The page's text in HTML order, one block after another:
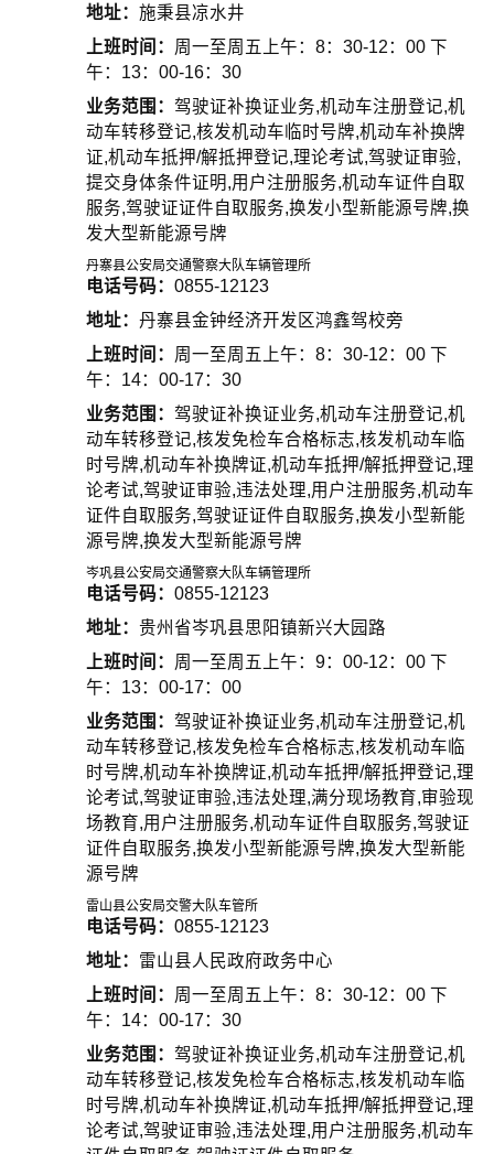
地址： 施秉县凉水井
上班时间： 周一至周五上午：8：30-12：00 下
午：13：00-16：30
业务范围： 驾驶证补换证业务,机动车注册登记,机
动车转移登记,核发机动车临时号牌,机动车补换牌
证,机动车抵押/解抵押登记,理论考试,驾驶证审验,
提交身体条件证明,用户注册服务,机动车证件自取
服务,驾驶证证件自取服务,换发小型新能源号牌,换
发大型新能源号牌
丹寨县公安局交通警察大队车辆管理所
电话号码： 0855-12123
地址： 丹寨县金钟经济开发区鸿鑫驾校旁
上班时间： 周一至周五上午：8：30-12：00 下
午：14：00-17：30
业务范围： 驾驶证补换证业务,机动车注册登记,机
动车转移登记,核发免检车合格标志,核发机动车临
时号牌,机动车补换牌证,机动车抵押/解抵押登记,理
论考试,驾驶证审验,违法处理,用户注册服务,机动车
证件自取服务,驾驶证证件自取服务,换发小型新能
源号牌,换发大型新能源号牌
岑巩县公安局交通警察大队车辆管理所
电话号码： 0855-12123
地址： 贵州省岑巩县思阳镇新兴大园路
上班时间： 周一至周五上午：9：00-12：00 下
午：13：00-17：00
业务范围： 驾驶证补换证业务,机动车注册登记,机
动车转移登记,核发免检车合格标志,核发机动车临
时号牌,机动车补换牌证,机动车抵押/解抵押登记,理
论考试,驾驶证审验,违法处理,满分现场教育,审验现
场教育,用户注册服务,机动车证件自取服务,驾驶证
证件自取服务,换发小型新能源号牌,换发大型新能
源号牌
雷山县公安局交警大队车管所
电话号码： 0855-12123
地址： 雷山县人民政府政务中心
上班时间： 周一至周五上午：8：30-12：00 下
午：14：00-17：30
业务范围： 驾驶证补换证业务,机动车注册登记,机
动车转移登记,核发免检车合格标志,核发机动车临
时号牌,机动车补换牌证,机动车抵押/解抵押登记,理
论考试,驾驶证审验,违法处理,用户注册服务,机动车